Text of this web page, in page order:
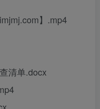
】.mp4
清单.docx